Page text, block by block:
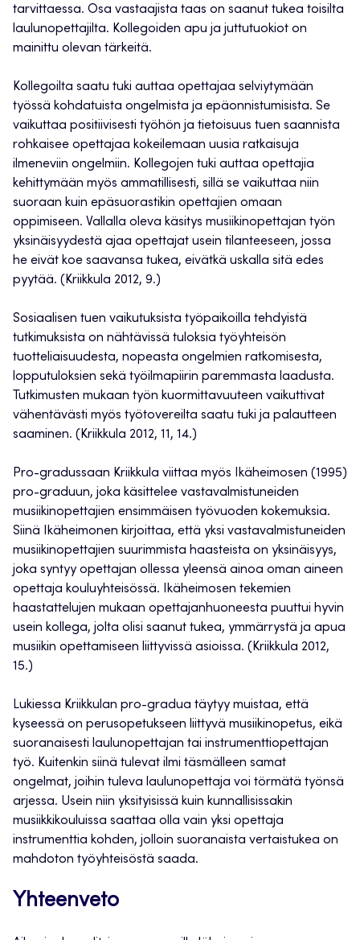
tarvittaessa. Osa vastaajista taas on saanut tukea toisilta
laulunopettajilta. Kollegoiden apu ja juttutuokiot on
mainittu olevan tärkeitä.
Kollegoilta saatu tuki auttaa opettajaa selviytymään
työssä kohdatuista ongelmista ja epäonnistumisista. Se
vaikuttaa positiivisesti työhön ja tietoisuus tuen saannista
rohkaisee opettajaa kokeilemaan uusia ratkaisuja
ilmeneviin ongelmiin. Kollegojen tuki auttaa opettajia
kehittymään myös ammatillisesti, sillä se vaikuttaa niin
suoraan kuin epäsuorastikin opettajien omaan
oppimiseen. Vallalla oleva käsitys musiikinopettajan työn
yksinäisyydestä ajaa opettajat usein tilanteeseen, jossa
he eivät koe saavansa tukea, eivätkä uskalla sitä edes
pyytää. (Kriikkula 2012, 9.)
Sosiaalisen tuen vaikutuksista työpaikoilla tehdyistä
tutkimuksista on nähtävissä tuloksia työyhteisön
tuotteliaisuudesta, nopeasta ongelmien ratkomisesta,
lopputuloksien sekä työilmapiirin paremmasta laadusta.
Tutkimusten mukaan työn kuormittavuuteen vaikuttivat
vähentävästi myös työtovereilta saatu tuki ja palautteen
saaminen. (Kriikkula 2012, 11, 14.)
Pro-gradussaan Kriikkula viittaa myös Ikäheimosen (1995)
pro-graduun, joka käsittelee vastavalmistuneiden
musiikinopettajien ensimmäisen työvuoden kokemuksia.
Siinä Ikäheimonen kirjoittaa, että yksi vastavalmistuneiden
musiikinopettajien suurimmista haasteista on yksinäisyys,
joka syntyy opettajan ollessa yleensä ainoa oman aineen
opettaja kouluyhteisössä. Ikäheimosen tekemien
haastattelujen mukaan opettajanhuoneesta puuttui hyvin
usein kollega, jolta olisi saanut tukea, ymmärrystä ja apua
musiikin opettamiseen liittyvissä asioissa. (Kriikkula 2012,
15.)
Lukiessa Kriikkulan pro-gradua täytyy muistaa, että
kyseessä on perusopetukseen liittyvä musiikinopetus, eikä
suoranaisesti laulunopettajan tai instrumenttiopettajan
työ. Kuitenkin siinä tulevat ilmi täsmälleen samat
ongelmat, joihin tuleva laulunopettaja voi törmätä työnsä
arjessa. Usein niin yksityisissä kuin kunnallisissakin
musiikkikouluissa saattaa olla vain yksi opettaja
instrumenttia kohden, jolloin suoranaista vertaistukea on
mahdoton työyhteisöstä saada.
Yhteenveto